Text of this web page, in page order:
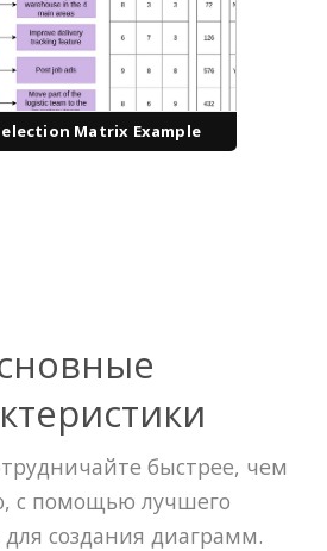
Matrix Example
быстрее, чем
с помощью лучшего
создания диаграмм.